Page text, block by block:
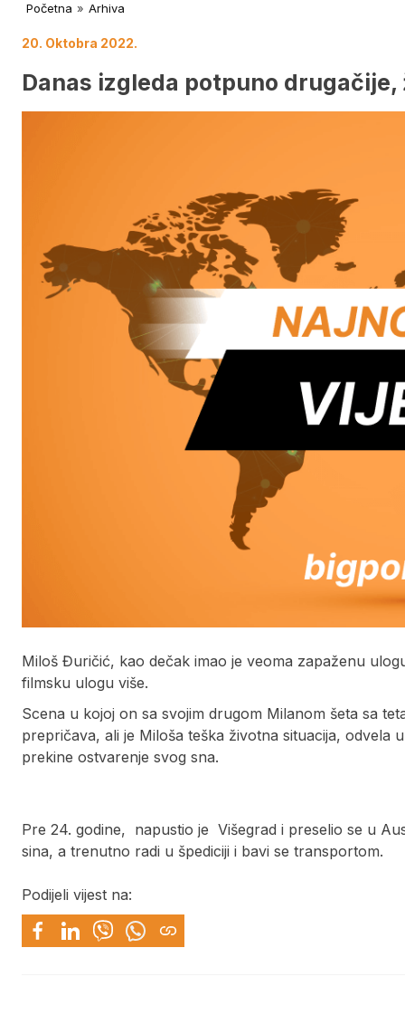
Početna » Arhiva
20. Oktobra 2022.
Danas izgleda potpuno
Miloš Đuričić, kao dečak imao je veoma zapaženu
filmsku ulogu više.
Scena u kojoj on sa svojim drugom Milanom šeta sa
prepričava, ali je Miloša teška životna situacija,
prekine ostvarenje svog sna.
Pre 24. godine, napustio je Višegrad i preselio se u
sina, a trenutno radi u špediciji i bavi se transportom.
Podijeli vijest na: